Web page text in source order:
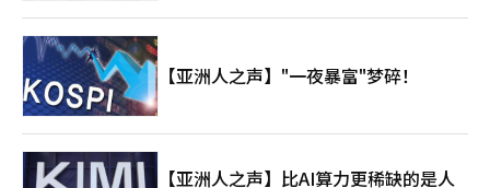
【亚洲人之声】"一夜暴富"梦碎！
【亚洲人之声】比AI算力更稀缺的是人